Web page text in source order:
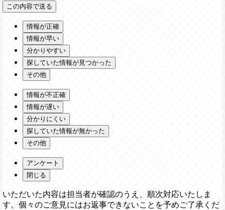
情報が正確
情報が早い
分かりやすい
探していた情報が見つかった
その他
情報が不正確
情報が遅い
分かりにくい
探していた情報が無かった
その他
アンケート
閉じる
いただいた内容は担当者が確認のうえ、順次対応いたしま
す。個々のご意見にはお返事できないことを予めご了承くだ